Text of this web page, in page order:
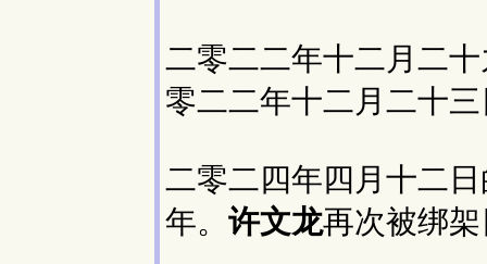
二零二二年十二月二
零二二年十二月二十
二零二四年四月十二
年。 许文龙再次被绑